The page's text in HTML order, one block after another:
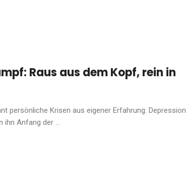
Raus aus dem Kopf, rein in
persönliche Krisen aus eigener Erfahrung. Depression
ihn Anfang der ...